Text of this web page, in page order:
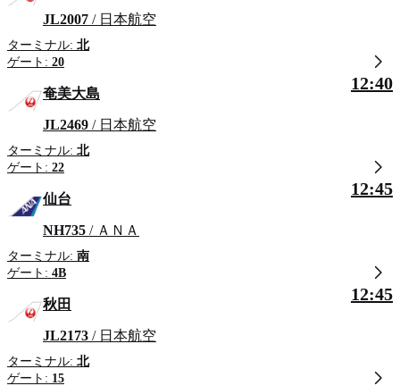
JL2007 / 日本航空
ターミナル: 北
ゲート: 20
奄美大島
JL2469 / 日本航空
ターミナル: 北
ゲート: 22
12:40
仙台
NH735 / ＡＮＡ
ターミナル: 南
ゲート: 4B
12:45
秋田
JL2173 / 日本航空
ターミナル: 北
ゲート: 15
12:45